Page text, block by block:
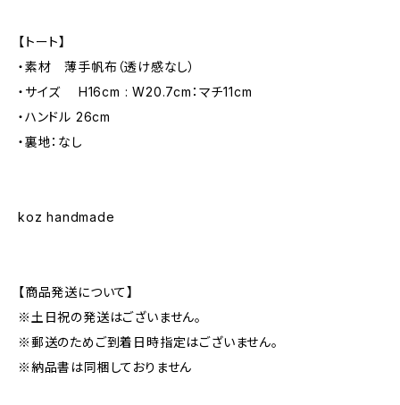
【トート】
・素材 薄手帆布（透け感なし）
・サイズ H16cm : W20.7cm：マチ11cm
・ハンドル 26cm
・裏地：なし
koz handmade
【商品発送について】
※土日祝の発送はございません。
※郵送のためご到着日時指定はございません。
※納品書は同梱しておりません